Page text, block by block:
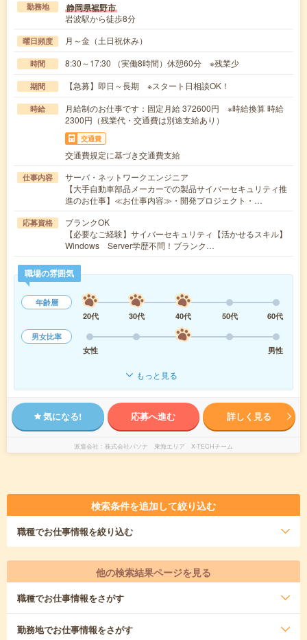
勤務地 静岡県裾野市
岩波駅から徒歩8分
曜日頻度 月～金（土日祝休み）
時間 8:30～17:30 （実働8時間）休憩60分 ※残業少
期間 【急募】即日～長期 ※スタート日相談OK！
時給
月給制のお仕事です：固定月給 372600円 ※時給換算 時給
2300円（残業代・交通費は別途支給あり）
交通費
交通費規定に基づき交通費支給
仕事内容
サーバ・ネットワークエンジニア
【大手自動車部品メーカーでの製品サイバーセキュリティ推
進のお仕事】≪お仕事内容≫・開発プロジェクト・…
応募資格
ブランクOK
【必要なご経験】サイバーセキュリティ【活かせるスキル】
Windows Server学歴不問！ブランク…
職場の雰囲気
年齢層
20代
30代 40代 50代
60代
男女比率
女性
男性
もっと見る
気になる! 応募へ進む 詳しく見る
派遣会社 株式会社パソナ 東海エリア X-TECHチーム
検索条件を追加して絞り込む
職種でお仕事情報を絞り込む
他の検索結果ページを見る
職種でお仕事情報をさがす
勤務地でお仕事情報をさがす